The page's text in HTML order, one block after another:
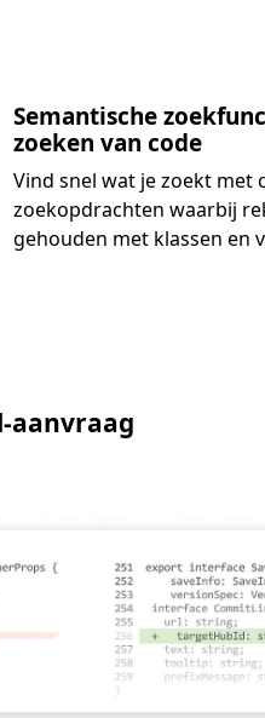
Semantische
zoeken van code
Vind snel wat je zoekt met
zoekopdrachten waarbij
gehouden met klassen en
aanvraag